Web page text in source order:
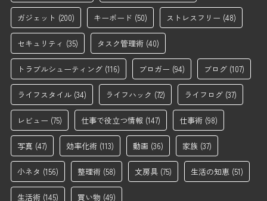
ガジェット (200) キーボード (50) ストレスフリー (48)
セキュリティ (35) タスク管理術 (40)
トラブルシューティング (116) ブロガー (94) ブログ (107)
ライフスタイル (34) ライフハック (72) ライフログ (37)
レビュー (75) 仕事で役立つ情報 (147) 仕事術 (98)
写真 (47) 効率化術 (113) 動画 (36) 家族 (37)
小ネタ (156) 整理術 (58) 文房具 (75) 生活の知恵 (51)
生活術 (145) 買い物 (49)